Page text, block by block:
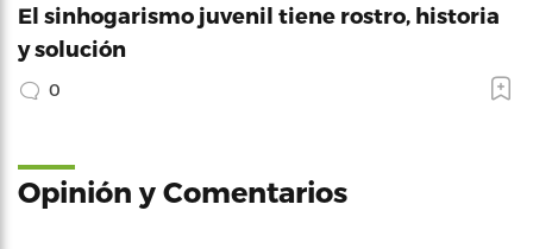
El sinhogarismo juvenil tiene rostro, historia
y solución
0
Opinión y Comentarios